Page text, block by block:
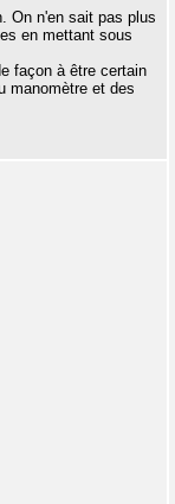
On n'en sait pas plus
en mettant sous
façon à être certain
manomètre et des